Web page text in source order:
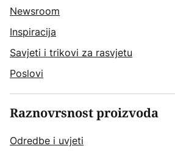
Newsroom
Inspiracija
Savjeti i trikovi za rasvjetu
Poslovi
Raznovrsnost proizvoda
Odredbe i uvjeti